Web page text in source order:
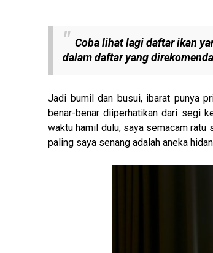
Coba lihat lagi daftar ikan
dalam daftar yang
Jadi bumil dan busui, ibarat punya
benar-benar diiperhatikan dari segi
waktu hamil dulu, saya semacam ratu
paling saya senang adalah aneka